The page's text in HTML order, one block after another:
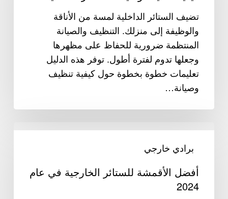
تضيف الستائر الداخلية لمسة من الأناقة
والوظيفة إلى منزلك. التنظيف والصيانة
المنتظمة ضرورية للحفاظ على مظهرها
وجعلها تدوم لفترة أطول. توفر هذه الدليل
تعليمات خطوة بخطوة حول كيفية تنظيف
وصيانة…
أفضل
الأقمشة
للستائر
الخارجية
برادي خارجي
أفضل الأقمشة للستائر الخارجية في عام
2024